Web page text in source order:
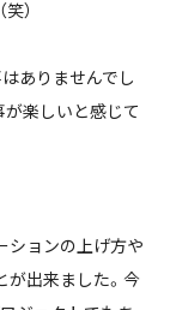
）
ありませんでし
楽しいと感じて
ションの上げ方や
が出来ました。今